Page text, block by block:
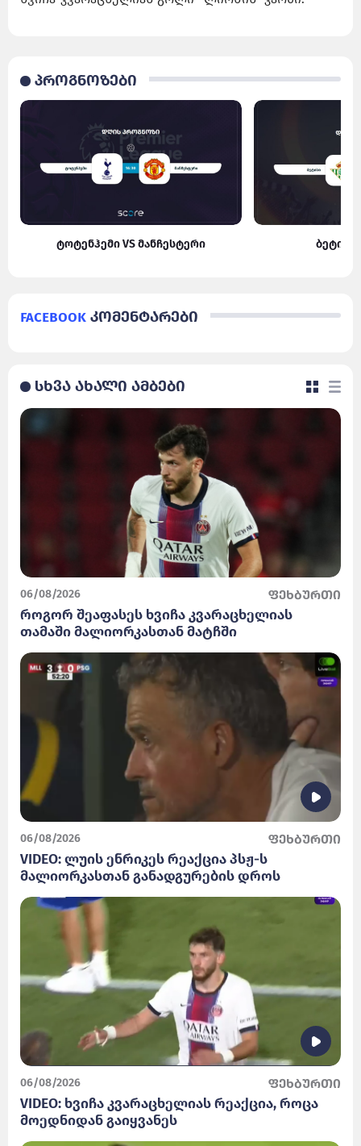
პროგნოზები
ტოტენჰემი VS მანჩესტერი ბეტისი
Facebook კომენტარები
სხვა ახალი ამბები
06/08/2026 ფეხბურთი
როგორ შეაფასეს ხვიჩა კვარაცხელიას
თამაში მალიორკასთან მატჩში
06/08/2026 ფეხბურთი
VIDEO: ლუის ენრიკეს რეაქცია პსჟ-ს
მალიორკასთან განადგურების დროს
06/08/2026 ფეხბურთი
VIDEO: ხვიჩა კვარაცხელიას რეაქცია, როცა
მოედნიდან გაიყვანეს